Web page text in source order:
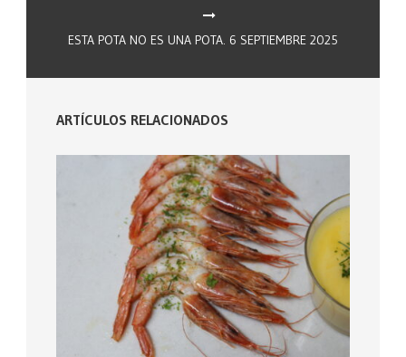
ESTA POTA NO ES UNA POTA. 6 SEPTIEMBRE 2025
ARTÍCULOS RELACIONADOS